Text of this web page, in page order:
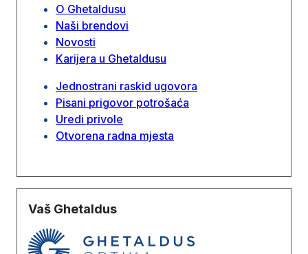
O Ghetaldusu
Naši brendovi
Novosti
Karijera u Ghetaldusu
Jednostrani raskid ugovora
Pisani prigovor potrošaća
Uredi privole
Otvorena radna mjesta
Vaš Ghetaldus